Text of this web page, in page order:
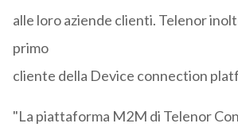
alle loro aziende clienti. Telenor
primo
cliente della Device connection
"La piattaforma M2M di Telenor